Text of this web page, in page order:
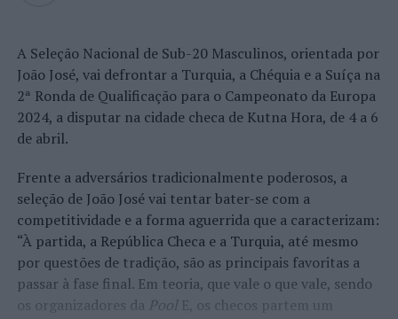
A Seleção Nacional de Sub-20 Masculinos, orientada por
João José, vai defrontar a Turquia, a Chéquia e a Suíça na
2ª Ronda de Qualificação para o Campeonato da Europa
2024, a disputar na cidade checa de Kutna Hora, de 4 a 6
de abril.
Frente a adversários tradicionalmente poderosos, a
seleção de João José vai tentar bater-se com a
competitividade e a forma aguerrida que a caracterizam:
“À partida, a República Checa e a Turquia, até mesmo
por questões de tradição, são as principais favoritas a
passar à fase final. Em teoria, que vale o que vale, sendo
os organizadores da PoolE, os checos partem um